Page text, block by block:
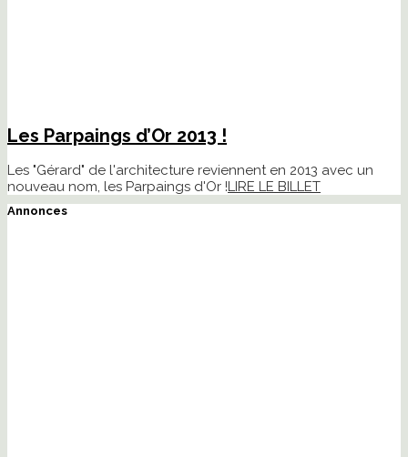
Les Parpaings d’Or 2013 !
Les "Gérard" de l'architecture reviennent en 2013 avec un
nouveau nom, les Parpaings d'Or !LIRE LE BILLET
Annonces